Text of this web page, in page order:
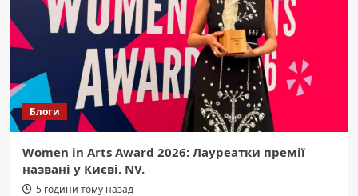
Блоги
Women in Arts Award 2026: Лауреатки премії
названі у Києві. NV.
5 години тому назад